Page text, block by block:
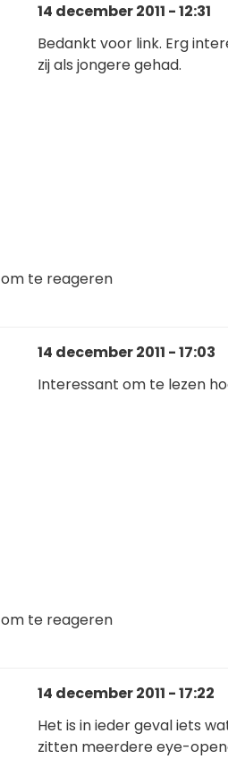
14 december 2011 - 12:31
Bedankt voor link. Erg
zij als jongere gehad.
om te reageren
14 december 2011 - 17:03
Interessant om te lezen
om te reageren
14 december 2011 - 17:22
Het is in ieder geval iets
zitten meerdere eye-